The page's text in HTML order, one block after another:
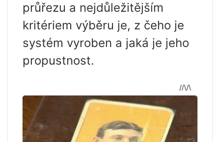
průřezu a nejdůležitějším
kritériem výběru je, z čeho je
systém vyroben a jaká je jeho
propustnost.